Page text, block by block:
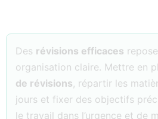
Des révisions efficaces
organisation claire. Mettre en
de révisions, répartir les
jours et fixer des objectifs
le travail dans l’urgence et de